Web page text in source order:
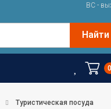
ВС -
Найти
Туристическая посуда